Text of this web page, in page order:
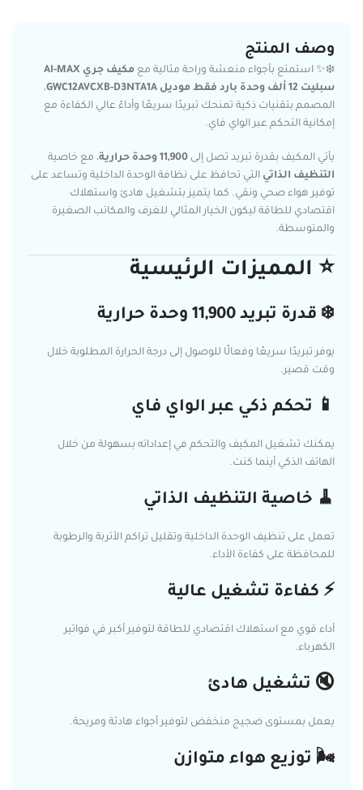
وصف المنتج
❄️✨ استمتع بأجواء منعشة وراحة مثالية مع
مكيف جري AI-MAX
سبليت 12 ألف وحدة بارد فقط موديل GWC12AVCXB-D3NTA1A
،
المصمم بتقنيات ذكية تمنحك تبريدًا سريعًا وأداءً عالي الكفاءة مع
إمكانية التحكم عبر الواي فاي.
يأتي المكيف بقدرة تبريد تصل إلى 11,900 وحدة حرارية
، مع خاصية
التنظيف الذاتي التي تحافظ على نظافة الوحدة الداخلية وتساعد على
توفير هواء صحي ونقي. كما يتميز بتشغيل هادئ واستهلاك
اقتصادي للطاقة ليكون الخيار المثالي للغرف والمكاتب الصغيرة
والمتوسطة.
⭐ المميزات الرئيسية
❄️ قدرة تبريد 11,900 وحدة حرارية
يوفر تبريدًا سريعًا وفعالًا للوصول إلى درجة الحرارة المطلوبة خلال
وقت قصير.
📱 تحكم ذكي عبر الواي فاي
يمكنك تشغيل المكيف والتحكم في إعداداته بسهولة من خلال
الهاتف الذكي أينما كنت.
🧹 خاصية التنظيف الذاتي
تعمل على تنظيف الوحدة الداخلية وتقليل تراكم الأتربة والرطوبة
للمحافظة على كفاءة الأداء.
⚡ كفاءة تشغيل عالية
أداء قوي مع استهلاك اقتصادي للطاقة لتوفير أكبر في فواتير
الكهرباء.
🔇 تشغيل هادئ
يعمل بمستوى ضجيج منخفض لتوفير أجواء هادئة ومريحة.
🌬️ توزيع هواء متوازن